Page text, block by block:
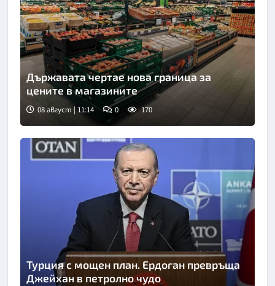
Държавата чертае нова граница за
цените в магазините
08 август | 11:14 0 170
Турция с мощен план. Ердоган превръща
Джейхан в петролно чудо